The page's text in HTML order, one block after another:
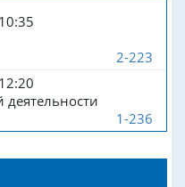
2-223
1-236